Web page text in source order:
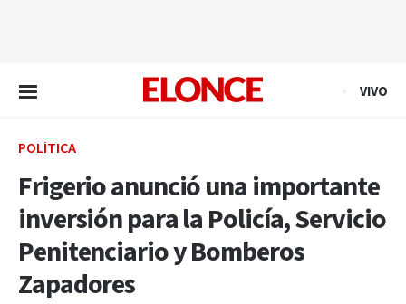
VIVO
POLÍTICA
Frigerio anunció una importante
inversión para la Policía, Servicio
Penitenciario y Bomberos
Zapadores